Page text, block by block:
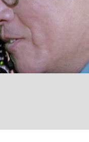
戦”の真実 選手が明かす...